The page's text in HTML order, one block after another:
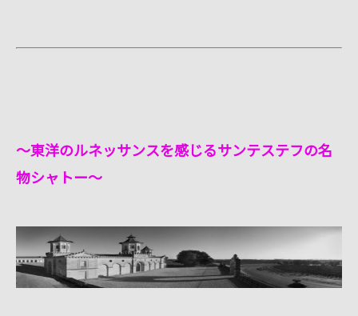
～東洋のルネッサンスを感じるサンテステフの名
物シャトー～